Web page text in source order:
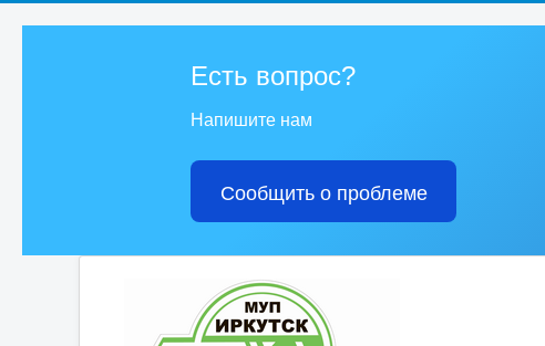
Есть вопрос?
Напишите нам
Сообщить о проблеме